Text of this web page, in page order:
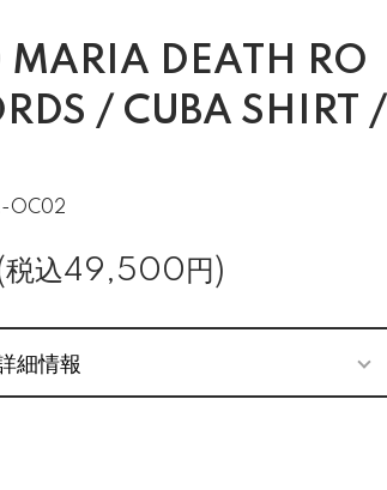
DEATH RO
/ CUBA SHIRT /
OC02
込49,500円)
細情報